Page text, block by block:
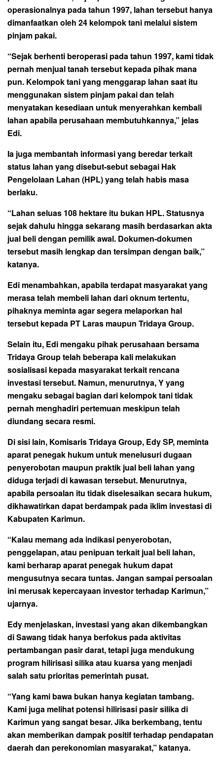
operasionalnya pada tahun 1997, lahan tersebut hanya
dimanfaatkan oleh 24 kelompok tani melalui sistem
pinjam pakai.
“Sejak berhenti beroperasi pada tahun 1997, kami tidak
pernah menjual tanah tersebut kepada pihak mana
pun. Kelompok tani yang menggarap lahan saat itu
menggunakan sistem pinjam pakai dan telah
menyatakan kesediaan untuk menyerahkan kembali
lahan apabila perusahaan membutuhkannya,” jelas
Edi.
Ia juga membantah informasi yang beredar terkait
status lahan yang disebut-sebut sebagai Hak
Pengelolaan Lahan (HPL) yang telah habis masa
berlaku.
“Lahan seluas 108 hektare itu bukan HPL. Statusnya
sejak dahulu hingga sekarang masih berdasarkan akta
jual beli dengan pemilik awal. Dokumen-dokumen
tersebut masih lengkap dan tersimpan dengan baik,”
katanya.
Edi menambahkan, apabila terdapat masyarakat yang
merasa telah membeli lahan dari oknum tertentu,
pihaknya meminta agar segera melaporkan hal
tersebut kepada PT Laras maupun Tridaya Group.
Selain itu, Edi mengaku pihak perusahaan bersama
Tridaya Group telah beberapa kali melakukan
sosialisasi kepada masyarakat terkait rencana
investasi tersebut. Namun, menurutnya, Y yang
mengaku sebagai bagian dari kelompok tani tidak
pernah menghadiri pertemuan meskipun telah
diundang secara resmi.
Di sisi lain, Komisaris Tridaya Group, Edy SP, meminta
aparat penegak hukum untuk menelusuri dugaan
penyerobotan maupun praktik jual beli lahan yang
diduga terjadi di kawasan tersebut. Menurutnya,
apabila persoalan itu tidak diselesaikan secara hukum,
dikhawatirkan dapat berdampak pada iklim investasi di
Kabupaten Karimun.
“Kalau memang ada indikasi penyerobotan,
penggelapan, atau penipuan terkait jual beli lahan,
kami berharap aparat penegak hukum dapat
mengusutnya secara tuntas. Jangan sampai persoalan
ini merusak kepercayaan investor terhadap Karimun,”
ujarnya.
Edy menjelaskan, investasi yang akan dikembangkan
di Sawang tidak hanya berfokus pada aktivitas
pertambangan pasir darat, tetapi juga mendukung
program hilirisasi silika atau kuarsa yang menjadi
salah satu prioritas pemerintah pusat.
“Yang kami bawa bukan hanya kegiatan tambang.
Kami juga melihat potensi hilirisasi pasir silika di
Karimun yang sangat besar. Jika berkembang, tentu
akan memberikan dampak positif terhadap pendapatan
daerah dan perekonomian masyarakat,” katanya.